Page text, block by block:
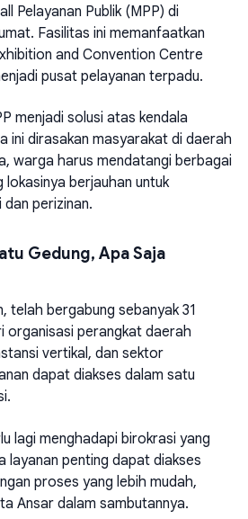
Pelayanan Publik (MPP) di
Fasilitas ini memanfaatkan
and Convention Centre
pusat pelayanan terpadu.
menjadi solusi atas kendala
ini dirasakan masyarakat di daerah
warga harus mendatangi berbagai
berjauhan untuk
perizinan.
Gedung, Apa Saja
telah bergabung sebanyak 31
organisasi perangkat daerah
vertikal, dan sektor
dapat diakses dalam satu
lagi menghadapi birokrasi yang
layanan penting dapat diakses
proses yang lebih mudah,
Ansar dalam sambutannya.